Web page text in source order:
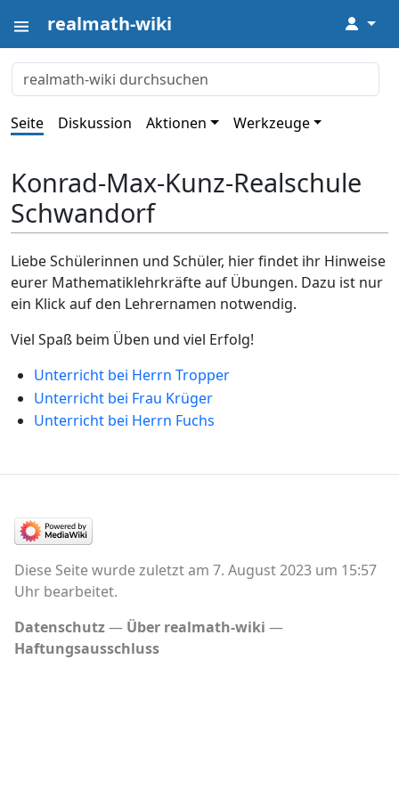
realmath-wiki ↓
Seite Diskussion Aktionen Werkzeuge
Konrad-Max-Kunz-Realschule
Schwandorf
Liebe Schülerinnen und Schüler, hier findet ihr Hinweise
eurer Mathematiklehrkräfte auf Übungen. Dazu ist nur
ein Klick auf den Lehrernamen notwendig.
Viel Spaß beim Üben und viel Erfolg!
Unterricht bei Herrn Tropper
Unterricht bei Frau Krüger
Unterricht bei Herrn Fuchs
Diese Seite wurde zuletzt am 7. August 2023 um 15:57
Uhr bearbeitet.
Datenschutz
Über realmath-wiki
Haftungsausschluss